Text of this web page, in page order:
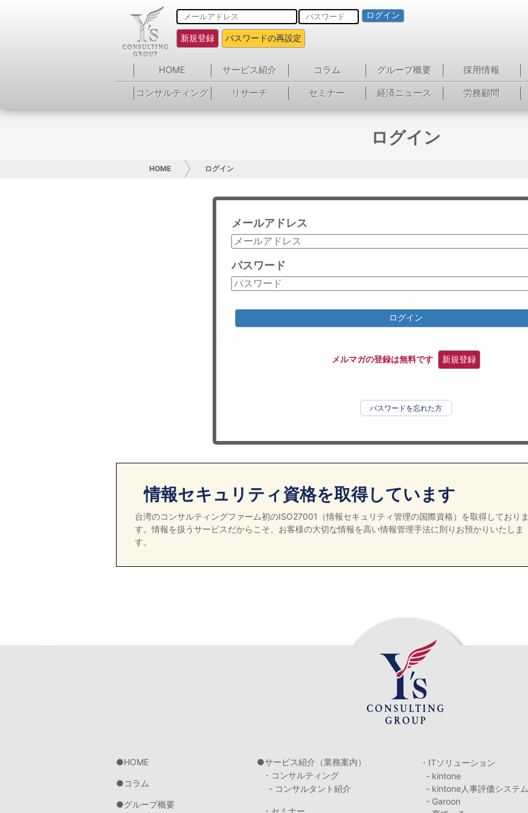
ログイン
新規登録 パスワードの再設定
HOME サービス紹介 コラム グループ概要 採用情報
コンサルティング
リサーチ セミナー 経済ニュース 労務顧問
ログイン
HOME ログイン
メールアドレス
パスワード
ログイン
メルマガの登録は無料です 新規登録
パスワードを忘れた方
情報セキュリティ資格を取得しています
台湾のコンサルティングファーム初のISO27001（情報セキュリティ管理の国際資格）を取得しておりま
す。情報を扱うサービスだからこそ、お客様の大切な情報を高い情報管理手法に則りお預かりいたしま
す。
HOME
コラム
グループ概要
サービス紹介（業務案内）
・コンサルティング
- コンサルタント紹介
・セミナー
・ITソリューション
- kintone
- kintone人事評価システム
- Garoon